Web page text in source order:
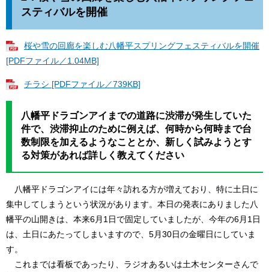
スティバルを開催
桜や雪の回廊を楽しむ八幡平スプリングフェスティバルを開催
[PDFファイル／1.04MB]
チラシ [PDFファイル／739KB]
八幡平ドラゴンアイまでの道路に渋滞が発生していた
件で、渋滞抑止のために例えば、何時から何時まで台
数制限を加えるようなこととか、新しく試みようとす
る対策があれば詳しく教えてください
八幡平ドラゴンアイには年々訪れる方が増えており、特に土日に
集中してしまうという状況があります。本日の発表にありました八
幡平の山開きは、本来6月1日で固定していましたが、今年の6月1日
は、土日にあたってしまいますので、5月30日の金曜日にしていま
す。
これまでは看板であったり、ラジオあるいは土木センターさんで